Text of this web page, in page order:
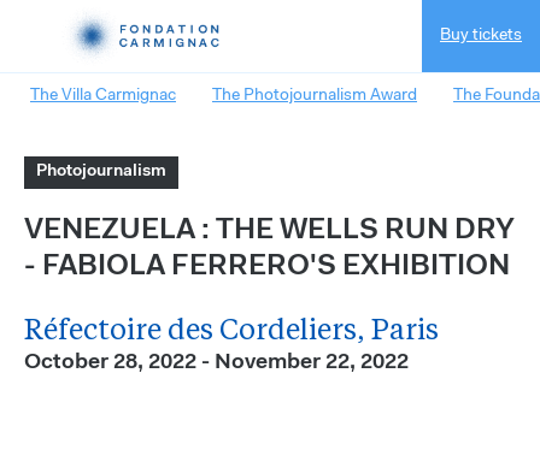
Buy tickets
The Villa Carmignac The Photojournalism Award The
Photojournalism
VENEZUELA : THE WELLS RUN DRY
- FABIOLA FERRERO'S EXHIBITION
Réfectoire des Cordeliers, Paris
October 28, 2022 - November 22, 2022